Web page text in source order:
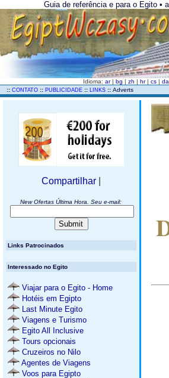
Guia de referência e para o Egito •
Idioma:ar |bg |zh |hr |cs |da
:: CONTATO :: PUBLICIDADE :: LINKS :: Adverts
Compartilhar
New Ofertas Última Hora. Seu e-mail:
Links Patrocinados
Interessado no Egito
Viajar para o Egito - Home
Hotéis em Egipto
Last Minute Egito
Viagens e Turismo
Egito All Inclusive
Tours opcionais
Cruzeiros no Nilo
Agentes de Viagens
Voos para Egipto